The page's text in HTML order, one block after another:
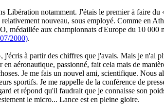
Libération notamment. J'étais le premier à faire
nouveau, sous employé. Comme en
médaillée aux championnats d'Europe du 10 000
2000).
j'écris à partir des chiffres que j'avais. Mais je n'ai
en aéronautique, passionné, fait cela mais de
Je me fais un nouvel ami, scientifique. Nous
sportifs. Je me rappelle de la conférence de
et répond qu'il faudrait que je connaisse son
le micro... Lance est en pleine gloire.